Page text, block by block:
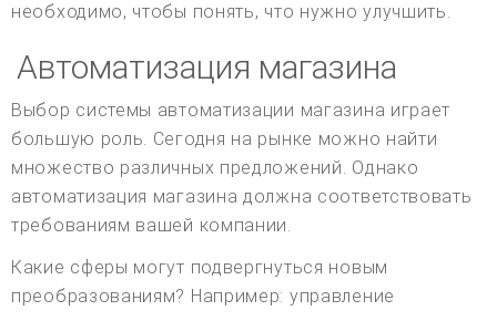
необходимо, чтобы понять, что нужно улучшить.
Автоматизация магазина
Выбор системы автоматизации магазина играет
большую роль. Сегодня на рынке можно найти
множество различных предложений. Однако
автоматизация магазина должна соответствовать
требованиям вашей компании.
Какие сферы могут подвергнуться новым
преобразованиям? Например: управление